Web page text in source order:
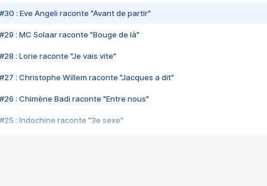
#30 : Eve Angeli raconte "Avant de partir"
#29 : MC Solaar raconte "Bouge de là"
#28 : Lorie raconte "Je vais vite"
#27 : Christophe Willem raconte "Jacques a dit"
#26 : Chimène Badi raconte "Entre nous"
#25 : Indochine raconte "3e sexe"